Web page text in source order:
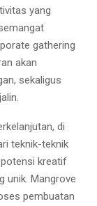
yang
gathering
akan
sekaligus
di
teknik-teknik
kreatif
unik. Mangrove
pembuatan